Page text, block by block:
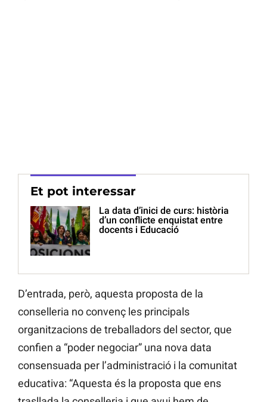
Et pot interessar
La data d’inici de curs: història
d’un conflicte enquistat entre
docents i Educació
D’entrada, però, aquesta proposta de la
conselleria no convenç les principals
organitzacions de treballadors del sector, que
confien a “poder negociar” una nova data
consensuada per l’administració i la comunitat
educativa: “Aquesta és la proposta que ens